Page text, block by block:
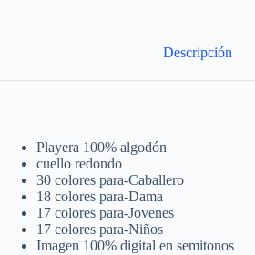
Descripción
Playera 100% algodón
cuello redondo
30 colores para-Caballero
18 colores para-Dama
17 colores para-Jovenes
17 colores para-Niños
Imagen 100% digital en semitonos